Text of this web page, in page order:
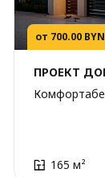
от 700.00 BYN
ПРОЕКТ
165 м²